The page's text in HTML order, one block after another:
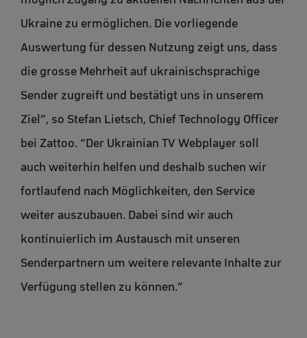
Ukraine zu ermöglichen. Die vorliegende
Auswertung für dessen Nutzung zeigt uns, dass
die grosse Mehrheit auf ukrainischsprachige
Sender zugreift und bestätigt uns in unserem
Ziel”, so Stefan Lietsch, Chief Technology Officer
bei Zattoo. “Der Ukrainian TV Webplayer soll
auch weiterhin helfen und deshalb suchen wir
fortlaufend nach Möglichkeiten, den Service
weiter auszubauen. Dabei sind wir auch
kontinuierlich im Austausch mit unseren
Senderpartnern um weitere relevante Inhalte zur
Verfügung stellen zu können.”